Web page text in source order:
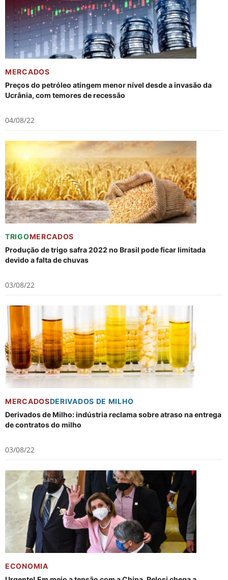
MERCADOS
Preços do petróleo atingem menor nível desde a invasão da
Ucrânia, com temores de recessão
04/08/22
TRIGOMERCADOS
Produção de trigo safra 2022 no Brasil pode ficar limitada
devido a falta de chuvas
03/08/22
MERCADOSDERIVADOS DE MILHO
Derivados de Milho: indústria reclama sobre atraso na entrega
de contratos do milho
03/08/22
ECONOMIA